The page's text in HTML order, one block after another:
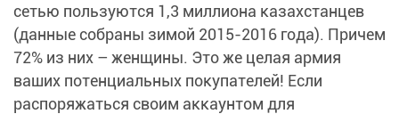
сетью пользуются 1,3 миллиона казахстанцев
(данные собраны зимой 2015-2016 года). Причем
72% из них – женщины. Это же целая армия
ваших потенциальных покупателей! Если
распоряжаться своим аккаунтом для